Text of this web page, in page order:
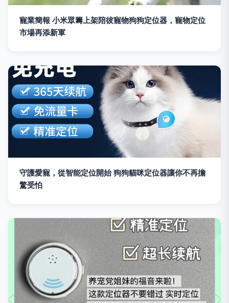
寵業簡報 小米眾籌上架陪彼寵物狗狗定位器，寵物定位
市場再添新軍
守護愛寵，從智能定位開始 狗狗貓咪定位器讓你不再擔
驚受怕